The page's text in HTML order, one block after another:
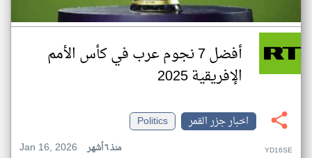
أفضل 7 نجوم عرب في كأس الأمم
الإفريقية 2025
اخبار جزر القمر
Politics
Jan 16, 2026
منذ ٦ أشهر YD16SE